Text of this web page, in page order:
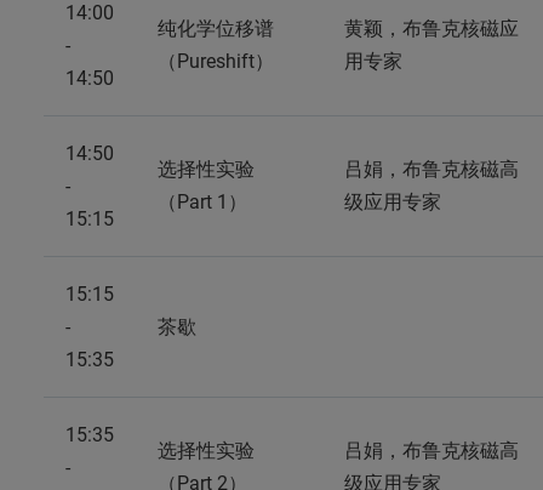
14:00
-
14:50
纯化学位移谱
（Pureshift）
黄颖，布鲁克核磁应
用专家
14:50
-
15:15
选择性实验
（Part 1）
吕娟，布鲁克核磁高
级应用专家
15:15
-
15:35
茶歇
15:35
-
选择性实验
（Part 2）
吕娟，布鲁克核磁高
级应用专家